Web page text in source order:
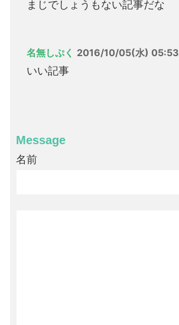
まじでしょうもない記事だな
名無しぷく 2016/10/05(水) 05:53
いい記事
Message
名前